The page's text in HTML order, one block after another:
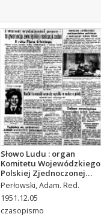
Słowo Ludu : organ
Komitetu Wojewódzkiego
Polskiej Zjednoczonej
Partii Robotniczej, 1951,
R.3, nr 314
Perłowski, Adam. Red.
1951.12.05
czasopismo